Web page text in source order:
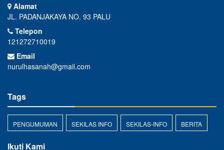
Alamat
JL. PADANJAKAYA NO. 93 PALU
Telepon
121272710019
Email
nurulhasanah@gmail.com
Tags
PENGUMUMAN SEKILAS INFO SEKILAS-INFO BERITA
Ikuti Kami